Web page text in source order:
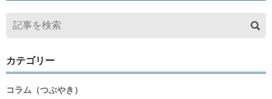
カテゴリー
コラム（つぶやき）